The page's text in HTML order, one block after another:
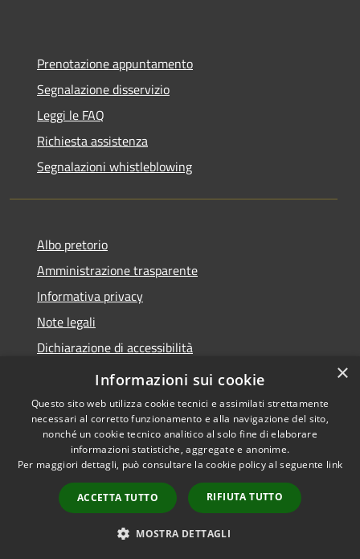
Prenotazione appuntamento
Segnalazione disservizio
Leggi le FAQ
Richiesta assistenza
Segnalazioni whistleblowing
Albo pretorio
Amministrazione trasparente
Informativa privacy
Note legali
Dichiarazione di accessibilità
Meccanismo di Feedback
Accessibilità
Copyright © 2026 • Comune di
Chieri • Powered by
Municipium•
Accesso
redazione
×
Informazioni sui cookie
Questo sito web utilizza cookie tecnici e assimilati strettamente
necessari al corretto funzionamento e alla navigazione del sito,
nonché un cookie tecnico analitico al solo fine di elaborare
informazioni statistiche, aggregate e anonime.
Per maggiori dettagli, può consultare la cookie policy al seguente link
ACCETTA TUTTO RIFIUTA TUTTO
MOSTRA DETTAGLI